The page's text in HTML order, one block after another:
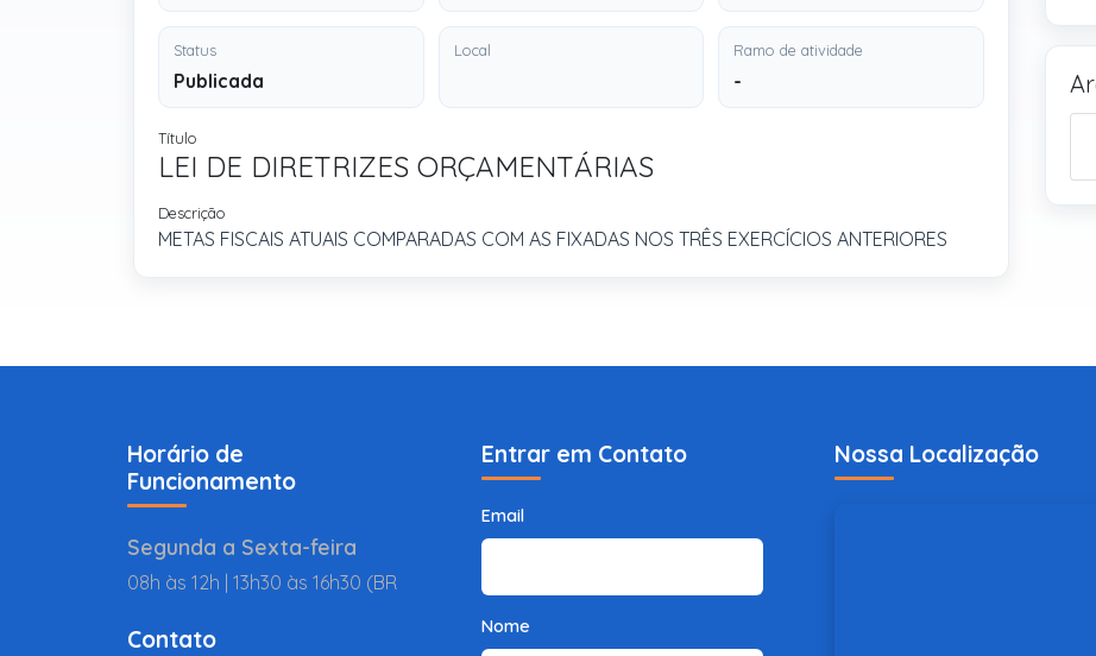
Status
Publicada
Local Ramo de atividade
-
Título
LEI DE DIRETRIZES ORÇAMENTÁRIAS
Descrição
METAS FISCAIS ATUAIS COMPARADAS COM AS FIXADAS NOS TRÊS EXERCÍCIOS ANTERIORES
Horário de
Funcionamento
Segunda a Sexta-feira
08h às 12h | 13h30 às 16h30 (BR
Contato
Entrar em Contato
Email
Nome
Nossa Localização